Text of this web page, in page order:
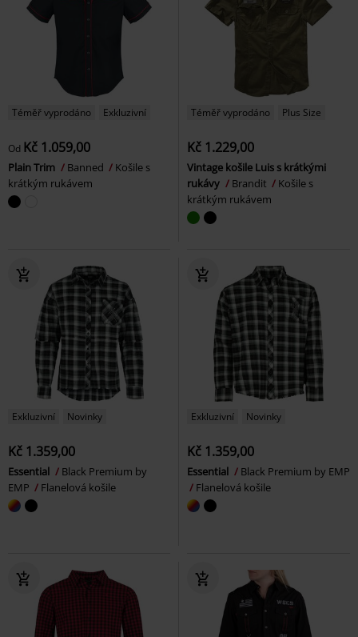
Téměř vyprodáno Exkluzivní
Od Kč 1.059,00
Plain Trim Banned
Košile s
krátkým rukávem
Téměř vyprodáno Plus Size
Kč 1.229,00
Vintage košile Luis s krátkými
rukávy
Brandit
Košile s
krátkým rukávem
Exkluzivní Novinky
Kč 1.359,00
Essential
Black Premium by
EMP
Flanelová košile
Exkluzivní Novinky
Kč 1.359,00
Essential
Black Premium by EMP
Flanelová košile